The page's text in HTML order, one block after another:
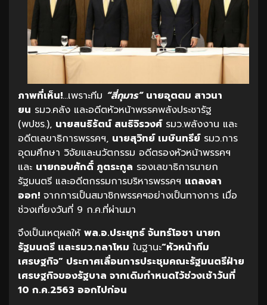
ภาพที่เห็น!…เพราะทีม “สี่กุมาร” นายอุตตม สาวนา
ยน รมว.คลัง และอดีตหัวหน้าพรรคพลังประชารัฐ
(พปชร.), นายสนธิรัตน์ สนธิจิรวงศ์รมว.พลังงาน และ
อดีตเลขาธิการพรรคฯ, นายสุวิทย์ เมษินทรีย์รมว.การ
อุดมศึกษา วิจัยและนวัตกรรม อดีตรองหัวหน้าพรรคฯ
และ นายกอบศักดิ์ ภูตระกูล รองเลขาธิการนายก
รัฐมนตรี และอดีตกรรมการบริหารพรรคฯ แถลงลา
ออก! จากการเป็นสมาชิกพรรคฯอย่างเป็นทางการ เมื่อ
ช่วงเที่ยงวันที่ 9 ก.ค.ที่ผ่านมา
จึงเป็นเหตุผลให้ พล.อ.ประยุทธ์ จันทร์โอชา นายก
รัฐมนตรี และรมว.กลาโหม ในฐานะ“หัวหน้าทีม
เศรษฐกิจ” ประกาศเลื่อนการประชุมคณะรัฐมนตรีฝ่าย
เศรษฐกิจของรัฐบาล จากเดิมกำหนดไว้ช่วงเช้าวันที่
10 ก.ค.2563 ออกไปก่อน